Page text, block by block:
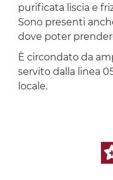
purificata liscia e
Sono presenti
dove poter
È circondato da
servito dalla linea
locale.